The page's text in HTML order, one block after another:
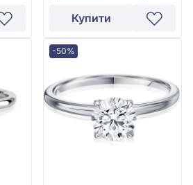
Купити
-50%